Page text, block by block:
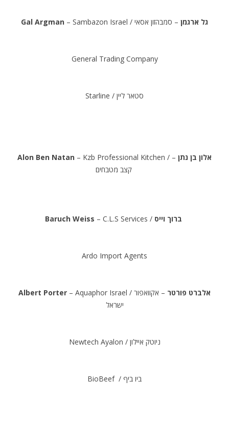
Gal Argman – Sambazon Israel / גל ארגמן – סמבהזון אסאי
General Trading Company
Starline / סטאר ליין
Alon Ben Natan – Kzb Professional Kitchen / אלון בן נתן –
קצב מטבחים
Baruch Weiss – C.L.S Services /
Ardo Import Agents
Albert Porter – Aquaphor Israel / אלברט פורטר – אקוואפור
ישראל
Newtech Ayalon / ניוטק איילון
BioBeef / ביו ביף